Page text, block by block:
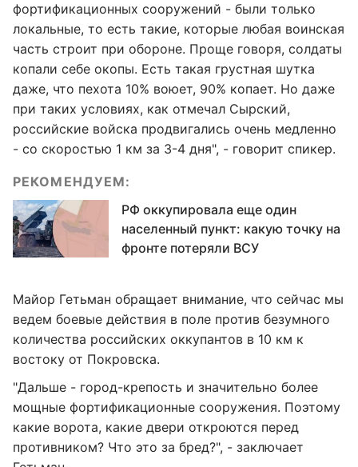
фортификационных сооружений - были только
локальные, то есть такие, которые любая воинская
часть строит при обороне. Проще говоря, солдаты
копали себе окопы. Есть такая грустная шутка
даже, что пехота 10% воюет, 90% копает. Но даже
при таких условиях, как отмечал Сырский,
российские войска продвигались очень медленно
- со скоростью 1 км за 3-4 дня", - говорит спикер.
РЕКОМЕНДУЕМ:
РФ оккупировала еще один
населенный пункт: какую точку на
фронте потеряли ВСУ
Майор Гетьман обращает внимание, что сейчас мы
ведем боевые действия в поле против безумного
количества российских оккупантов в 10 км к
востоку от Покровска.
"Дальше - город-крепость и значительно более
мощные фортификационные сооружения. Поэтому
какие ворота, какие двери откроются перед
противником? Что это за бред?", - заключает